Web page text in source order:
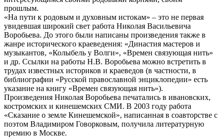
прошлым.
«На пути к родовым и духовным истокам» – это не первая
увидевшая широкий свет работа Николая Васильевича
Воробьева. До этого были написаны произведения также в
жанре исторического краеведения: «Династия мастеров и
музыкантов, «Колыбель у Волги», «Времен связующая нить»
и др. Ссылки на работы Н.В. Воробьева можно встретить в
трудах известных историков и краеведов (в частности, в
библиографии «Русской православной энциклопедии» есть
указание на книгу «Времен связующая нить»).
Произведения Николая Воробьева печатались в ивановских,
костромских и кинешемских СМИ. В 2003 году работа
«Сказание о земле Кинешемской», написанная в соавторстве с
поэтом Владимиром Говорковым, получила литературную
премию в Москве.